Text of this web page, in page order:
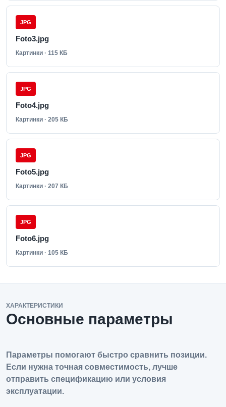
JPG
Foto3.jpg
Картинки · 115 КБ
JPG
Foto4.jpg
Картинки · 205 КБ
JPG
Foto5.jpg
Картинки · 207 КБ
JPG
Foto6.jpg
Картинки · 105 КБ
ХАРАКТЕРИСТИКИ
Основные параметры
Параметры помогают быстро сравнить позиции.
Если нужна точная совместимость, лучше
отправить спецификацию или условия
эксплуатации.